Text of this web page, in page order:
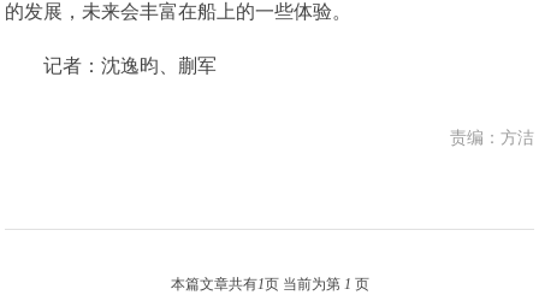
的发展，未来会丰富在船上的一些体验。
记者：沈逸昀、蒯军
责编：方洁
本篇文章共有1页 当前为第 1 页